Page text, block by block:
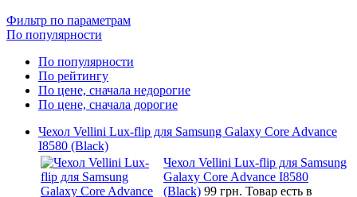
Фильтр по параметрам
По популярности
По популярности
По рейтингу
По цене, сначала недорогие
По цене, сначала дорогие
Чехол Vellini Lux-flip для Samsung Galaxy Core Advance
I8580 (Black)
Чехол Vellini Lux-flip для Samsung
Galaxy Core Advance I8580
(Black) 99 грн. Товар есть в